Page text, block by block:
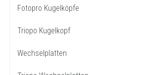
Fotopro Kugelköpfe
Triopo Kugelkopf
Wechselplatten